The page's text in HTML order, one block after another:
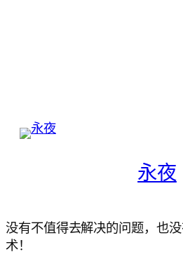
永夜
没有不值得去解决的问题，也
术！